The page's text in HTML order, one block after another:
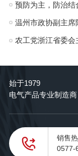
始于1979
电气产品专业制造商
销售热
0577-